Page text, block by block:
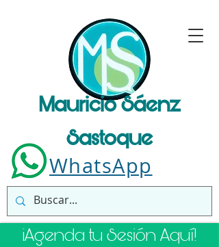
Mauricio Sáenz
Sastoque
WhatsApp
¡Agenda tu Sesión Aquí!